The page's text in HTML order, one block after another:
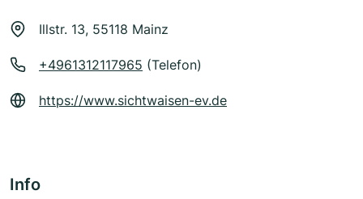
Illstr. 13, 55118 Mainz
+4961312117965 (Telefon)
https://www.sichtwaisen-ev.de
Info